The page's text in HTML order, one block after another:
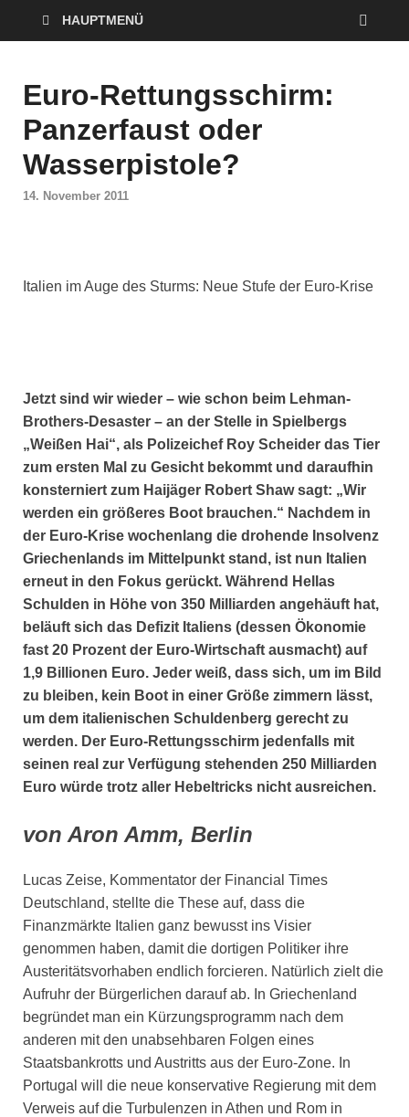
HAUPTMENÜ
Euro-Rettungsschirm:
Panzerfaust oder
Wasserpistole?
14. November 2011
Italien im Auge des Sturms: Neue Stufe der Euro-Krise
Jetzt sind wir wieder – wie schon beim Lehman-
Brothers-Desaster – an der Stelle in Spielbergs
„Weißen Hai“, als Polizeichef Roy Scheider das Tier
zum ersten Mal zu Gesicht bekommt und daraufhin
konsterniert zum Haijäger Robert Shaw sagt: „Wir
werden ein größeres Boot brauchen.“ Nachdem in
der Euro-Krise wochenlang die drohende Insolvenz
Griechenlands im Mittelpunkt stand, ist nun Italien
erneut in den Fokus gerückt. Während Hellas
Schulden in Höhe von 350 Milliarden angehäuft hat,
beläuft sich das Defizit Italiens (dessen Ökonomie
fast 20 Prozent der Euro-Wirtschaft ausmacht) auf
1,9 Billionen Euro. Jeder weiß, dass sich, um im Bild
zu bleiben, kein Boot in einer Größe zimmern lässt,
um dem italienischen Schuldenberg gerecht zu
werden. Der Euro-Rettungsschirm jedenfalls mit
seinen real zur Verfügung stehenden 250 Milliarden
Euro würde trotz aller Hebeltricks nicht ausreichen.
von Aron Amm, Berlin
Lucas Zeise, Kommentator der Financial Times
Deutschland, stellte die These auf, dass die
Finanzmärkte Italien ganz bewusst ins Visier
genommen haben, damit die dortigen Politiker ihre
Austeritätsvorhaben endlich forcieren. Natürlich zielt die
Aufruhr der Bürgerlichen darauf ab. In Griechenland
begründet man ein Kürzungsprogramm nach dem
anderen mit den unabsehbaren Folgen eines
Staatsbankrotts und Austritts aus der Euro-Zone. In
Portugal will die neue konservative Regierung mit dem
Verweis auf die Turbulenzen in Athen und Rom in